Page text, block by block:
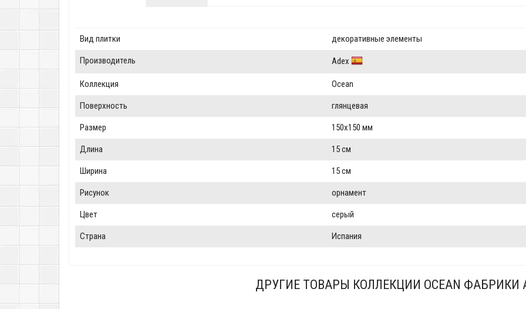
Вид плитки декоративные элементы
Производитель Adex
Коллекция Ocean
Поверхность глянцевая
Размер 150x150 мм
Длина 15 см
Ширина 15 см
Рисунок орнамент
Цвет серый
Страна Испания
ДРУГИЕ ТОВАРЫ КОЛЛЕКЦИИ OCEAN ФАБРИКИ